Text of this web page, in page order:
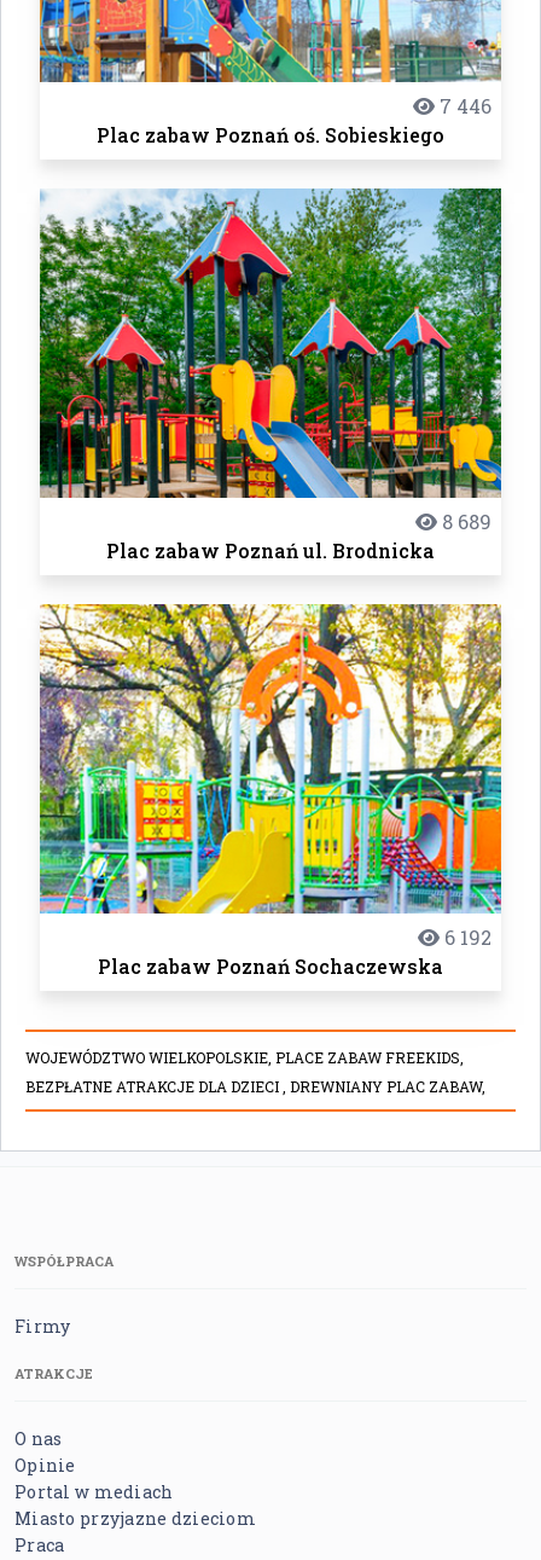
7 446
Plac zabaw Poznań oś. Sobieskiego
8 689
Plac zabaw Poznań ul. Brodnicka
6 192
Plac zabaw Poznań Sochaczewska
WOJEWÓDZTWO WIELKOPOLSKIE, PLACE ZABAW FREEKIDS,
BEZPŁATNE ATRAKCJE DLA DZIECI , DREWNIANY PLAC ZABAW,
WSPÓŁPRACA
Firmy
ATRAKCJE
O nas
Opinie
Portal w mediach
Miasto przyjazne dzieciom
Praca